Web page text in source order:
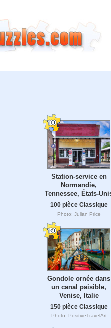
Station-service en
Normandie,
Tennessee, États-
100 pièce Classique
Photo: Julian Price
Gondole ornée dans
un canal paisible,
Venise, Italie
150 pièce Classique
Photo: PositiveTravelArt